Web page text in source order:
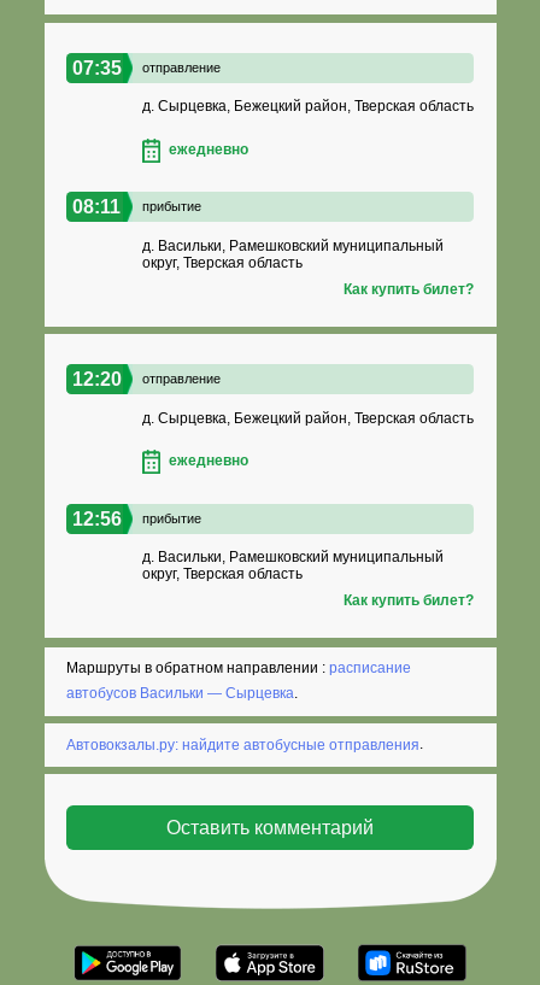
07:35 отправление
д. Сырцевка, Бежецкий район, Тверская область
ежедневно
08:11 прибытие
д. Васильки, Рамешковский муниципальный
округ, Тверская область
Как купить билет?
12:20 отправление
д. Сырцевка, Бежецкий район, Тверская область
ежедневно
12:56 прибытие
д. Васильки, Рамешковский муниципальный
округ, Тверская область
Как купить билет?
Маршруты в обратном направлении :расписание
автобусов Васильки — Сырцевка.
Автовокзалы.ру: найдите автобусные отправления.